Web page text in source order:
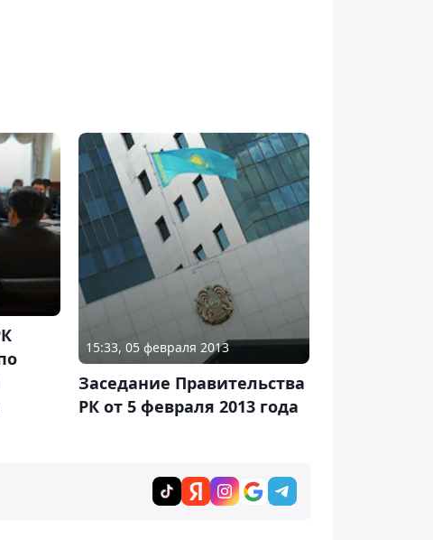
15:33, 05 февраля 2013
Заседание Правительства
РК от 5 февраля 2013 года